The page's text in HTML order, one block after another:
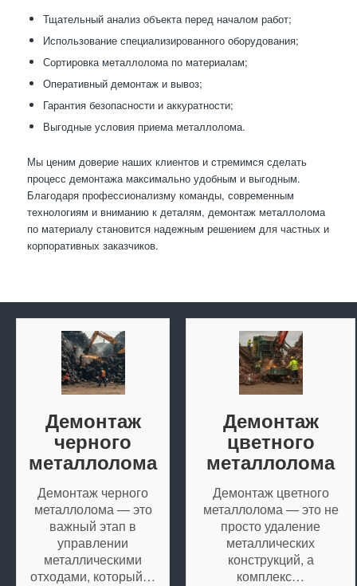
Тщательный анализ объекта перед началом работ;
Использование специализированного оборудования;
Сортировка металлолома по материалам;
Оперативный демонтаж и вывоз;
Гарантия безопасности и аккуратности;
Выгодные условия приема металлолома.
Мы ценим доверие наших клиентов и стремимся сделать
процесс демонтажа максимально удобным и выгодным.
Благодаря профессионализму команды, современным
технологиям и вниманию к деталям, демонтаж металлолома
по материалу становится надежным решением для частных и
корпоративных заказчиков.
Демонтаж
черного
металлолома
Демонтаж черного
металлолома — это
важный этап в
управлении
металлическими
отходами, который…
Демонтаж
цветного
металлолома
Демонтаж цветного
металлолома — это не
просто удаление
металлических
конструкций, а
комплекс…